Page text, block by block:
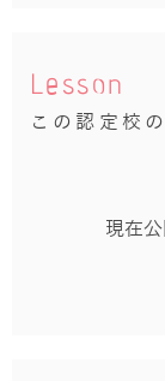
Lesson
この認定校
現在